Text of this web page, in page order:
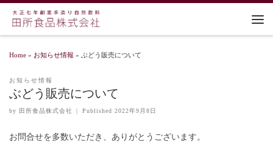
Home » お知らせ情報 » ぶどう販売について
お知らせ情報
ぶどう販売について
by 田所食品株式会社 | Published 2022年9月8日
お問合せを多数いただき、ありがとうございます。